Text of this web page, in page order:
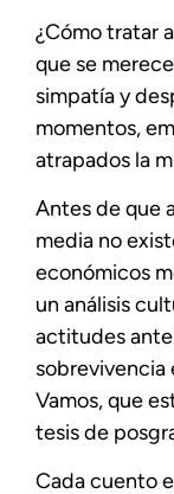
¿Cómo tratar
que se
simpatía y
momentos,
atrapados la
Antes de que
media no
económicos
un análisis
actitudes
sobrevivencia
Vamos, que
tesis de
Cada cuento